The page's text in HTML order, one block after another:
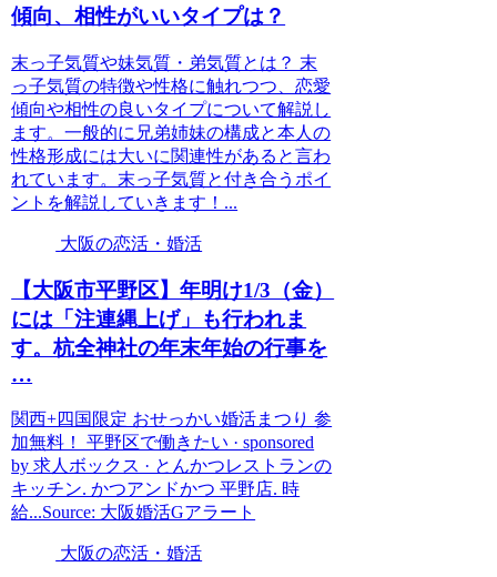
傾向、相性がいいタイプは？
末っ子気質や妹気質・弟気質とは？ 末
っ子気質の特徴や性格に触れつつ、恋愛
傾向や相性の良いタイプについて解説し
ます。一般的に兄弟姉妹の構成と本人の
性格形成には大いに関連性があると言わ
れています。末っ子気質と付き合うポイ
ントを解説していきます！...
大阪の恋活・婚活
【大阪市平野区】年明け1/3（金）
には「注連縄上げ」も行われま
す。杭全神社の年末年始の行事を
…
関西+四国限定 おせっかい婚活まつり 参
加無料！ 平野区で働きたい · sponsored
by 求人ボックス · とんかつレストランの
キッチン. かつアンドかつ 平野店. 時
給...Source: 大阪婚活Gアラート
大阪の恋活・婚活